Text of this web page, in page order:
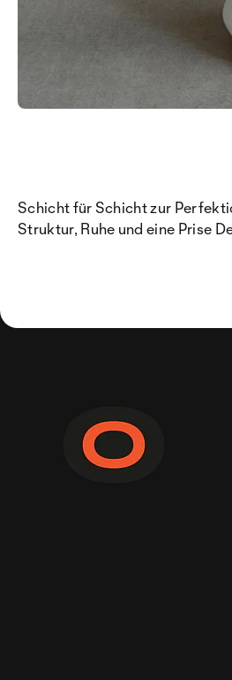
Schicht für Schicht zur
Struktur, Ruhe und eine Prise